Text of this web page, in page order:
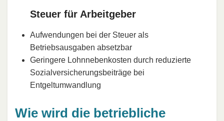
Steuer für Arbeitgeber
Aufwendungen bei der Steuer als
Betriebsausgaben absetzbar
Geringere Lohnnebenkosten durch reduzierte
Sozialversicherungsbeiträge bei
Entgeltumwandlung
Wie wird die betriebliche